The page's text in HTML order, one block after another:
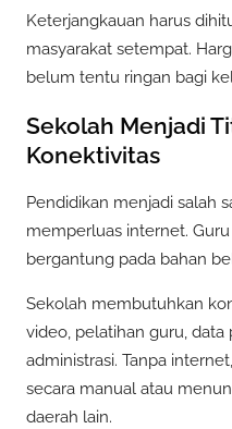
Keterjangkauan harus
masyarakat setempat.
belum tentu ringan bagi
Sekolah Menjadi
Konektivitas
Pendidikan menjadi salah
memperluas internet.
bergantung pada bahan
Sekolah membutuhkan
video, pelatihan guru, data
administrasi. Tanpa
secara manual atau
daerah lain.